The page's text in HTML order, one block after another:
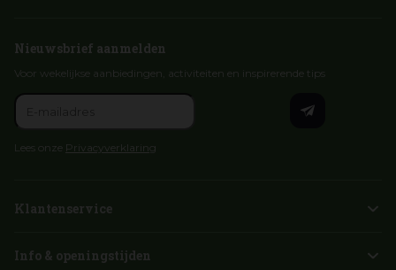
Nieuwsbrief aanmelden
Voor wekelijkse aanbiedingen, activiteiten en inspirerende tips
Lees onze Privacyverklaring
Klantenservice
Info & openingstijden